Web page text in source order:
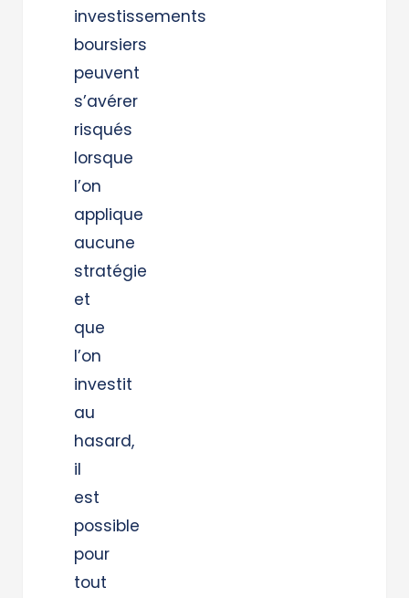
investissements
boursiers
peuvent
s’avérer
risqués
lorsque
l’on
applique
aucune
stratégie
et
que
l’on
investit
au
hasard,
il
est
possible
pour
tout